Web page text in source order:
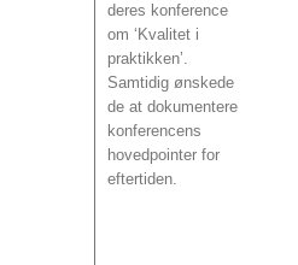
deres konference
om ‘Kvalitet i
praktikken’.
Samtidig ønskede
de at dokumentere
konferencens
hovedpointer for
eftertiden.